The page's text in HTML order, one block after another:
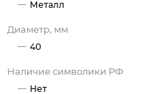
Металл
Диаметр, мм
40
Наличие символики РФ
Нет